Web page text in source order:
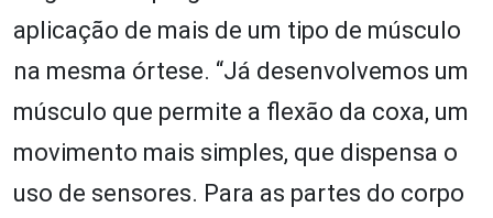
aplicação de mais de um tipo de músculo
na mesma órtese. “Já desenvolvemos um
músculo que permite a flexão da coxa, um
movimento mais simples, que dispensa o
uso de sensores. Para as partes do corpo